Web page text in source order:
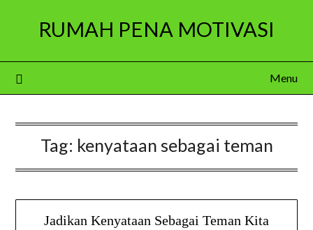
RUMAH PENA MOTIVASI
Menu
Tag: kenyataan sebagai teman
Jadikan Kenyataan Sebagai Teman Kita